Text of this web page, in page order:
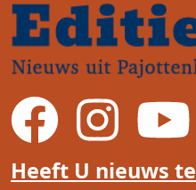
Heeft U nieuws